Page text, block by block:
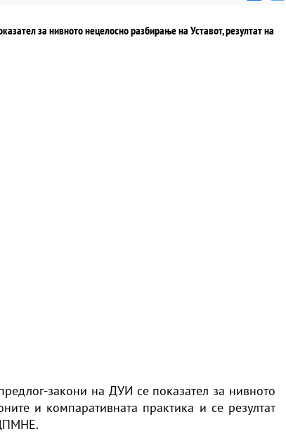
закони на ДУИ се показател за нивното
и компаративната практика и се резултат